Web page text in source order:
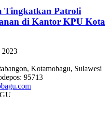
Tingkatkan Patroli
di Kantor KPU Kota
2023
Kotamobagu, Sulawesi
95713